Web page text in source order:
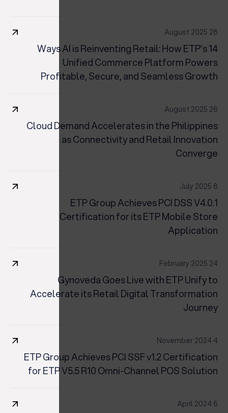
28 August 2025
14 Ways AI is Reinventing Retail: How ETP’s
Unified Commerce Platform Powers
Profitable, Secure, and Seamless Growth
26 August 2025
Cloud Demand Accelerates in the Philippines
as Connectivity and Retail Innovation
Converge
8 July 2025
ETP Group Achieves PCI DSS V4.0.1
Certification for its ETP Mobile Store
Application
24 February 2025
Gynoveda Goes Live with ETP Unify to
Accelerate its Retail Digital Transformation
Journey
4 November 2024
ETP Group Achieves PCI SSF v1.2 Certification
for ETP V5.5 R10 Omni-Channel POS Solution
6 April 2024